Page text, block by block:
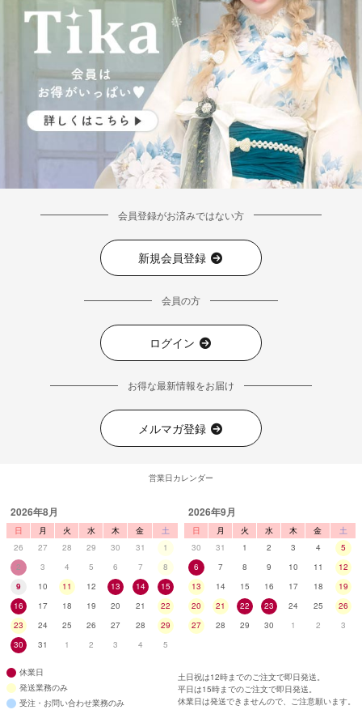
会員登録がお済みではない方
新規会員登録
会員の方
ログイン
お得な最新情報をお届け
メルマガ登録
営業日カレンダー
2026年8月
日 月 火 水 木 金
土
26
27 28 29 30 31
1
2
3 4 5 6 7
8
9
10 11 12 13 14
15
16
17 18 19 20 21
22
23
24 25 26 27 28
29
30
31 1 2 3 4 5
2026年9月
日 月 火 水 木 金
土
30
31 1 2 3 4
5
6
7 8 9 10 11
12
13
14 15 16 17 18
19
20
21 22 23 24 25
26
27
28 29 30 1 2 3
休業日
発送業務のみ
受注・お問い合わせ業務のみ
土日祝は12時までのご注文で即日発送。
平日は15時までのご注文で即日発送。
休業日は発送できませんので、ご注意願います。